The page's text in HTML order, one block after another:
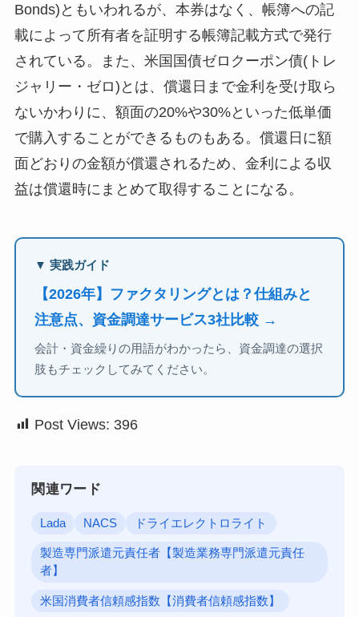
Bonds)ともいわれるが、本券はなく、帳簿への記
載によって所有者を証明する帳簿記載方式で発行
されている。また、米国国債ゼロクーポン債(トレ
ジャリー・ゼロ)とは、償還日まで金利を受け取ら
ないかわりに、額面の20%や30%といった低単価
で購入することができるものもある。償還日に額
面どおりの金額が償還されるため、金利による収
益は償還時にまとめて取得することになる。
▼ 実践ガイド
【2026年】ファクタリングとは？仕組みと
注意点、資金調達サービス3社比較 →
会計・資金繰りの用語がわかったら、資金調達の選択
肢もチェックしてみてください。
Post Views: 396
関連ワード
Lada NACS ドライエレクトロライト
製造専門派遣元責任者【製造業務専門派遣元責任
者】
米国消費者信頼感指数【消費者信頼感指数】